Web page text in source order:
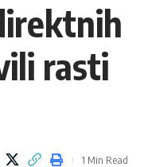
rasti
1 Min Read